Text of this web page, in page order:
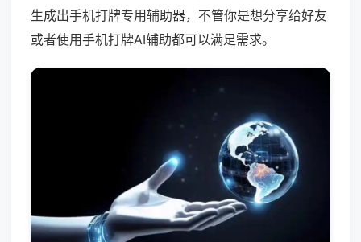
生成出手机打牌专用辅助器，不管你是想分享给好友
或者使用手机打牌AI辅助都可以满足需求。